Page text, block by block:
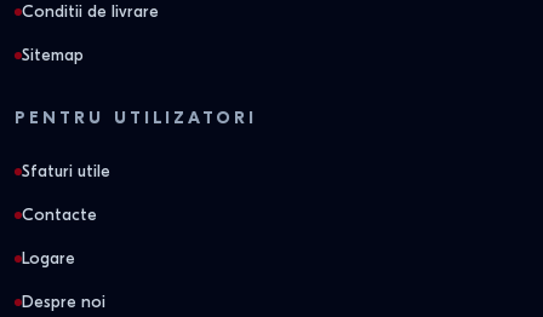
Conditii de livrare
Sitemap
PENTRU UTILIZATORI
Sfaturi utile
Contacte
Logare
Despre noi